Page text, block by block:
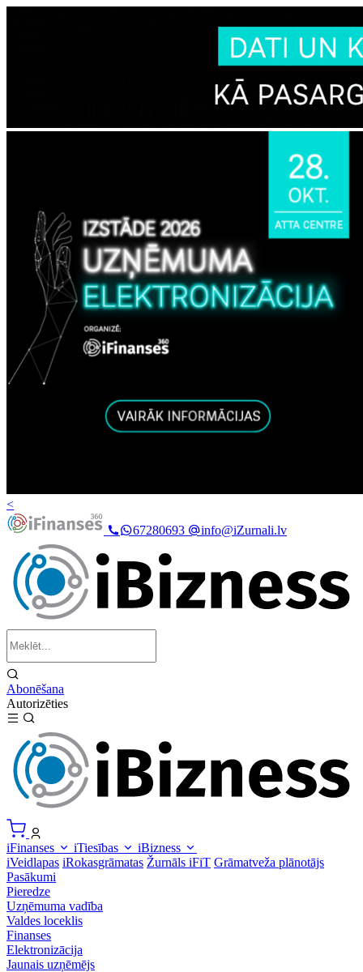
<
67280693
info@iZurnali.lv
Abonēšana
Autorizēties
iFinanses iTiesības
iBizness
iVeidlapas iRokasgrāmatas Žurnāls iFiT Grāmatveža plānotājs
Pasākumi
Pieredze
Uzņēmuma vadība
Valdes loceklis
Finanses
Elektronizācija
Jaunais uzņēmējs